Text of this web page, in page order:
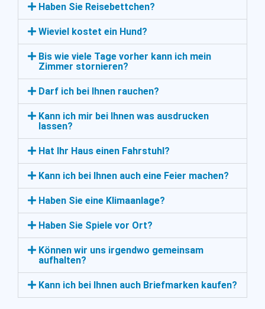
Haben Sie Reisebettchen?
Wieviel kostet ein Hund?
Bis wie viele Tage vorher kann ich mein
Zimmer stornieren?
Darf ich bei Ihnen rauchen?
Kann ich mir bei Ihnen was ausdrucken
lassen?
Hat Ihr Haus einen Fahrstuhl?
Kann ich bei Ihnen auch eine Feier machen?
Haben Sie eine Klimaanlage?
Haben Sie Spiele vor Ort?
Können wir uns irgendwo gemeinsam
aufhalten?
Kann ich bei Ihnen auch Briefmarken kaufen?